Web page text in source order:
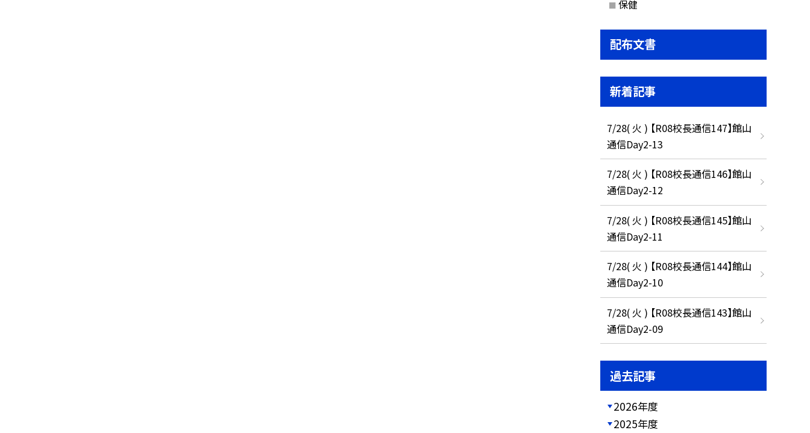
保健
配布文書
新着記事
7/28( 火 ) 【R08校長通信147】館山
通信Day2-13
7/28( 火 ) 【R08校長通信146】館山
通信Day2-12
7/28( 火 ) 【R08校長通信145】館山
通信Day2-11
7/28( 火 ) 【R08校長通信144】館山
通信Day2-10
7/28( 火 ) 【R08校長通信143】館山
通信Day2-09
過去記事
2026年度
2025年度